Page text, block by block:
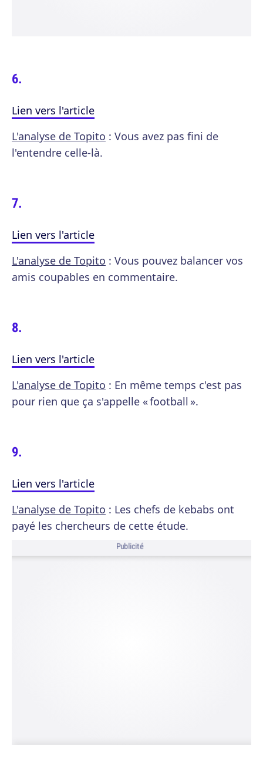
Lien vers l'article
L'analyse de Topito : Vous avez pas fini de
l'entendre celle-là.
Lien vers l'article
L'analyse de Topito : Vous pouvez balancer vos
amis coupables en commentaire.
Lien vers l'article
L'analyse de Topito : En même temps c'est pas
pour rien que ça s'appelle « football ».
Lien vers l'article
L'analyse de Topito : Les chefs de kebabs ont
payé les chercheurs de cette étude.
Publicité